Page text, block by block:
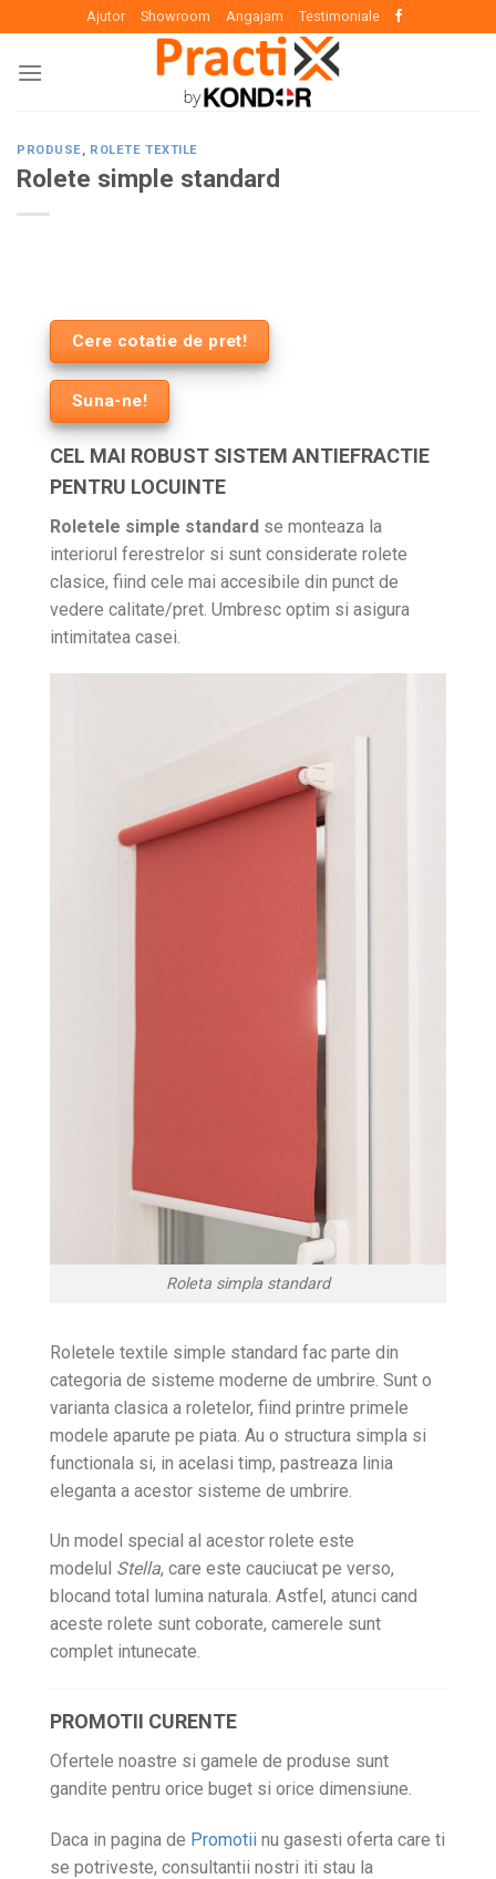
content
Ajutor Showroom Angajam Testimoniale
PRODUSE, ROLETE TEXTILE
Rolete simple standard
Cere cotatie de pret!
Suna-ne!
CEL MAI ROBUST SISTEM ANTIEFRACTIE
PENTRU LOCUINTE
Roletele simple standard se monteaza la
interiorul ferestrelor si sunt considerate rolete
clasice, fiind cele mai accesibile din punct de
vedere calitate/pret. Umbresc optim si asigura
intimitatea casei.
Roleta simpla standard
Roletele textile simple standard fac parte din
categoria de sisteme moderne de umbrire. Sunt o
varianta clasica a roletelor, fiind printre primele
modele aparute pe piata. Au o structura simpla si
functionala si, in acelasi timp, pastreaza linia
eleganta a acestor sisteme de umbrire.
Un model special al acestor rolete este
modelul Stella, care este cauciucat pe verso,
blocand total lumina naturala. Astfel, atunci cand
aceste rolete sunt coborate, camerele sunt
complet intunecate.
PROMOTII CURENTE
Ofertele noastre si gamele de produse sunt
gandite pentru orice buget si orice dimensiune.
Daca in pagina de Promotii nu gasesti oferta care ti
se potriveste, consultantii nostri iti stau la